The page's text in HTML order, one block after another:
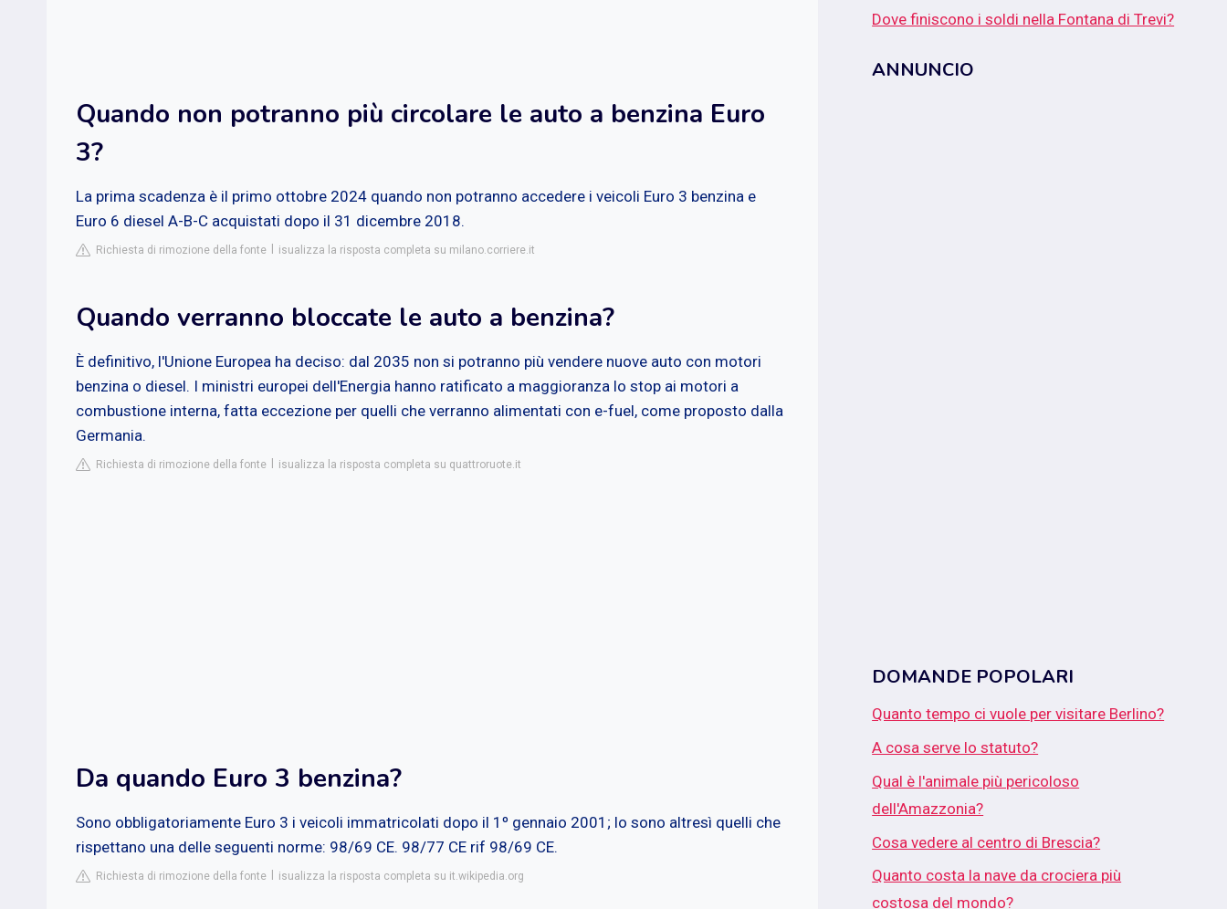
Quando non potranno più circolare le auto a benzina Euro
3?
La prima scadenza è il primo ottobre 2024 quando non potranno accedere i veicoli Euro 3 benzina e
Euro 6 diesel A-B-C acquistati dopo il 31 dicembre 2018.
Richiesta di rimozione della fonte isualizza la risposta completa su milano.corriere.it
Quando verranno bloccate le auto a benzina?
È definitivo, l'Unione Europea ha deciso: dal 2035 non si potranno più vendere nuove auto con motori
benzina o diesel. I ministri europei dell'Energia hanno ratificato a maggioranza lo stop ai motori a
combustione interna, fatta eccezione per quelli che verranno alimentati con e-fuel, come proposto dalla
Germania.
Richiesta di rimozione della fonte isualizza la risposta completa su quattroruote.it
Da quando Euro 3 benzina?
Sono obbligatoriamente Euro 3 i veicoli immatricolati dopo il 1º gennaio 2001; lo sono altresì quelli che
rispettano una delle seguenti norme: 98/69 CE. 98/77 CE rif 98/69 CE.
Richiesta di rimozione della fonte isualizza la risposta completa su it.wikipedia.org
Dove finiscono i soldi nella Fontana di Trevi?
ANNUNCIO
DOMANDE POPOLARI
Quanto tempo ci vuole per visitare Berlino?
A cosa serve lo statuto?
Qual è l'animale più pericoloso
dell'Amazzonia?
Cosa vedere al centro di Brescia?
Quanto costa la nave da crociera più
costosa del mondo?